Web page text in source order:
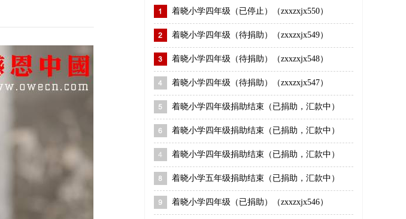
着晓小学四年级（已停止）（zxxzxjx550）
着晓小学四年级（待捐助）（zxxzxjx549）
着晓小学四年级（待捐助）（zxxzxjx548）
着晓小学四年级（待捐助）（zxxzxjx547）
着晓小学四年级捐助结束（已捐助，汇款中）
着晓小学四年级捐助结束（已捐助，汇款中）
着晓小学四年级捐助结束（已捐助，汇款中）
着晓小学五年级捐助结束（已捐助，汇款中）
着晓小学四年级（已捐助）（zxxzxjx546）